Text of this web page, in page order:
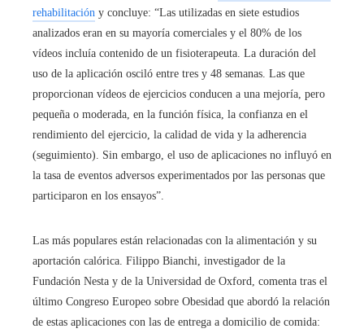
rehabilitación y concluye: “Las utilizadas en siete estudios
analizados eran en su mayoría comerciales y el 80% de los
vídeos incluía contenido de un fisioterapeuta. La duración del
uso de la aplicación osciló entre tres y 48 semanas. Las que
proporcionan vídeos de ejercicios conducen a una mejoría, pero
pequeña o moderada, en la función física, la confianza en el
rendimiento del ejercicio, la calidad de vida y la adherencia
(seguimiento). Sin embargo, el uso de aplicaciones no influyó en
la tasa de eventos adversos experimentados por las personas que
participaron en los ensayos”.
Las más populares están relacionadas con la alimentación y su
aportación calórica. Filippo Bianchi, investigador de la
Fundación Nesta y de la Universidad de Oxford, comenta tras el
último Congreso Europeo sobre Obesidad que abordó la relación
de estas aplicaciones con las de entrega a domicilio de comida: